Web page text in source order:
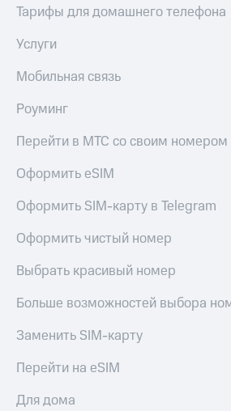
Тарифы для домашнего телефона
Услуги
Мобильная связь
Роуминг
Перейти в МТС со своим номером
Оформить eSIM
Оформить SIM-карту в Telegram
Оформить чистый номер
Выбрать красивый номер
Больше возможностей выбора
Заменить SIM-карту
Перейти на eSIM
Для дома